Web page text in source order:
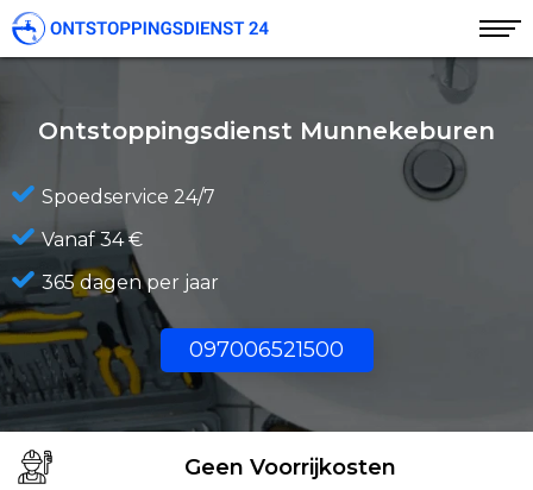
Ontstoppingsdienst Munnekeburen
Spoedservice 24/7
Vanaf 34 €
365 dagen per jaar
097006521500
Geen Voorrijkosten